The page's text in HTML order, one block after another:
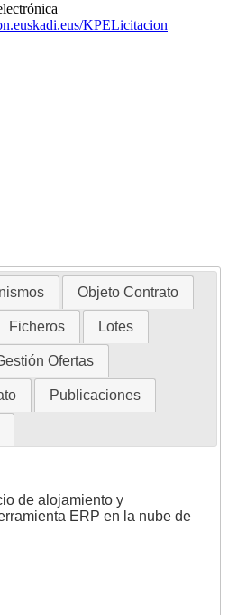
KPELicitacion
Objeto Contrato
Ficheros Lotes
Ofertas
Publicaciones
de alojamiento y
ERP en la nube de